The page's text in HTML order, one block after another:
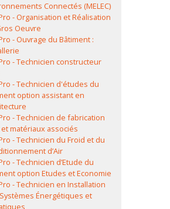
Connectés (MELEC)
- Organisation et Réalisation
Oeuvre
- Ouvrage du Bâtiment :
- Technicien constructeur
- Technicien d'études du
option assistant en
- Technicien de fabrication
matériaux associés
- Technicien du Froid et du
d’Air
- Technicien d’Etude du
option Etudes et Economie
- Technicien en Installation
Énergétiques et